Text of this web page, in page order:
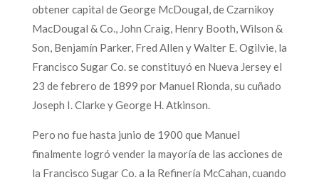
obtener capital de George McDougal, de Czarnikoy
MacDougal & Co., John Craig, Henry Booth, Wilson &
Son, Benjamín Parker, Fred Allen y Walter E. Ogilvie, la
Francisco Sugar Co. se constituyó en Nueva Jersey el
23 de febrero de 1899 por Manuel Rionda, su cuñado
Joseph I. Clarke y George H. Atkinson.
Pero no fue hasta junio de 1900 que Manuel
finalmente logró vender la mayoría de las acciones de
la Francisco Sugar Co. a la Refinería McCahan, cuando